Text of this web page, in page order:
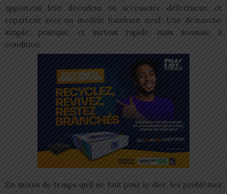
apportent leur décodeur ou accessoire défectueux, et
repartent avec un modèle flambant neuf. Une démarche
simple, pratique, et surtout rapide mais soumise à
condition.
En moins de temps qu’il ne faut pour le dire, les problèmes